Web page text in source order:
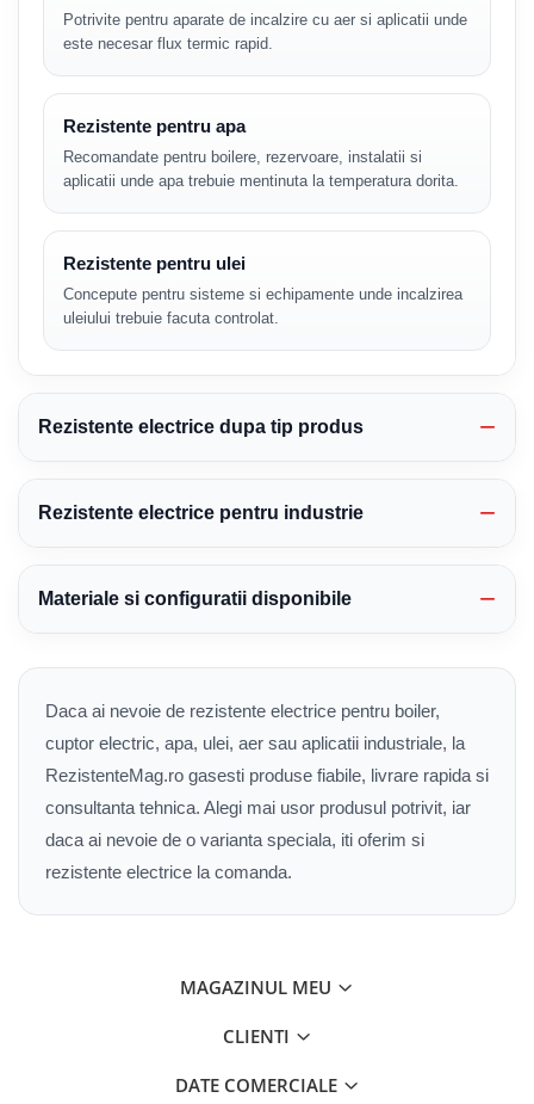
Potrivite pentru aparate de incalzire cu aer si aplicatii unde
este necesar flux termic rapid.
Rezistente pentru apa
Recomandate pentru boilere, rezervoare, instalatii si
aplicatii unde apa trebuie mentinuta la temperatura dorita.
Rezistente pentru ulei
Concepute pentru sisteme si echipamente unde incalzirea
uleiului trebuie facuta controlat.
Rezistente electrice dupa tip produs
Rezistente electrice pentru industrie
Materiale si configuratii disponibile
Daca ai nevoie de rezistente electrice pentru boiler,
cuptor electric, apa, ulei, aer sau aplicatii industriale, la
RezistenteMag.ro gasesti produse fiabile, livrare rapida si
consultanta tehnica. Alegi mai usor produsul potrivit, iar
daca ai nevoie de o varianta speciala, iti oferim si
rezistente electrice la comanda.
MAGAZINUL MEU
CLIENTI
DATE COMERCIALE